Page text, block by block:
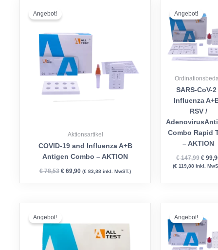
Angebot!
Aktionsartikel
COVID-19 and Influenza A+B
Antigen Combo – AKTION
€78,53
war:
€ 69,90 (€ 83,88 inkl. MwST.)
Angebot!
SARS-CoV-2
Influenza
RSV /
Combo Rapid
– AKTION
€147,99
war:
€
(€ 119,88 inkl.
Angebot!
war:
€ 27,00
€ 18,99.
Angebot!
war: